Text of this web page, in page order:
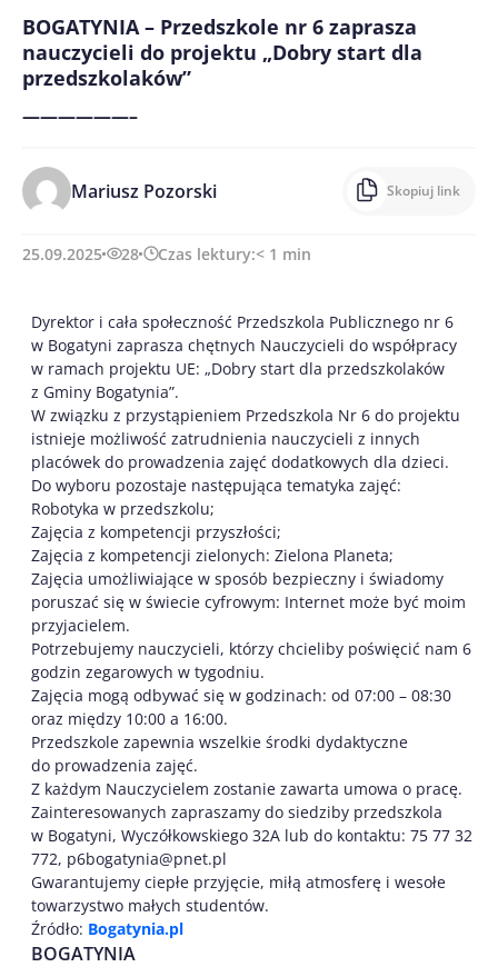
BOGATYNIA – Przedszkole nr 6 zaprasza
nauczycieli do projektu „Dobry start dla
przedszkolaków”
——————–
Mariusz Pozorski Skopiuj link
25.09.2025 28 Czas lektury:< 1 min
Dyrektor i cała społeczność Przedszkola Publicznego nr 6
w Bogatyni zaprasza chętnych Nauczycieli do współpracy
w ramach projektu UE: „Dobry start dla przedszkolaków
z Gminy Bogatynia”.
W związku z przystąpieniem Przedszkola Nr 6 do projektu
istnieje możliwość zatrudnienia nauczycieli z innych
placówek do prowadzenia zajęć dodatkowych dla dzieci.
Do wyboru pozostaje następująca tematyka zajęć:
Robotyka w przedszkolu;
Zajęcia z kompetencji przyszłości;
Zajęcia z kompetencji zielonych: Zielona Planeta;
Zajęcia umożliwiające w sposób bezpieczny i świadomy
poruszać się w świecie cyfrowym: Internet może być moim
przyjacielem.
Potrzebujemy nauczycieli, którzy chcieliby poświęcić nam 6
godzin zegarowych w tygodniu.
Zajęcia mogą odbywać się w godzinach: od 07:00 – 08:30
oraz między 10:00 a 16:00.
Przedszkole zapewnia wszelkie środki dydaktyczne
do prowadzenia zajęć.
Z każdym Nauczycielem zostanie zawarta umowa o pracę.
Zainteresowanych zapraszamy do siedziby przedszkola
w Bogatyni, Wyczółkowskiego 32A lub do kontaktu: 75 77 32
772, p6bogatynia@pnet.pl
Gwarantujemy ciepłe przyjęcie, miłą atmosferę i wesołe
towarzystwo małych studentów.
Źródło: Bogatynia.pl
BOGATYNIA